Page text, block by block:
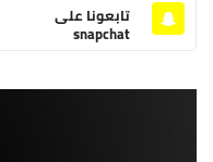
تابعونا على
snapchat